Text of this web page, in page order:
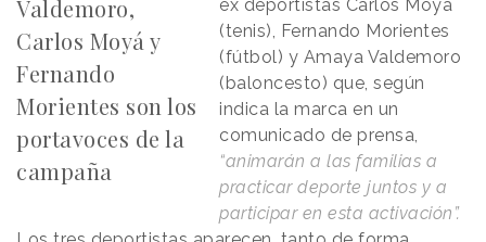
Valdemoro,
Carlos Moyá y
Fernando
Morientes son los
portavoces de la
campaña
ex deportistas Carlos Moyá
(tenis), Fernando Morientes
(fútbol) y Amaya Valdemoro
(baloncesto) que, según
indica la marca en un
comunicado de prensa,
“animarán a las familias a
practicar deporte juntos y a
participar en esta activación”.